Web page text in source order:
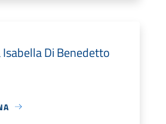
Di Benedetto